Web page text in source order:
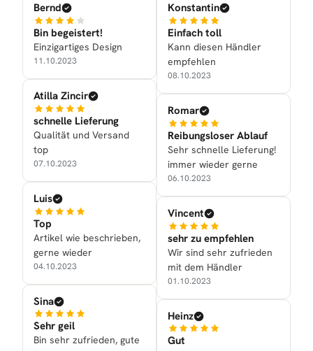
Bernd
Bin begeistert!
Einzigartiges Design
11.10.2023
Atilla Zincir
schnelle Lieferung
Qualität und Versand
top
07.10.2023
Luis
Top
Artikel wie beschrieben,
gerne wieder
04.10.2023
Sina
Sehr geil
Bin sehr zufrieden, gute
Konstantin
Einfach toll
Kann diesen Händler
empfehlen
08.10.2023
Romar
Reibungsloser Ablauf
Sehr schnelle Lieferung!
immer wieder gerne
06.10.2023
Vincent
sehr zu empfehlen
Wir sind sehr zufrieden
mit dem Händler
01.10.2023
Heinz
Gut